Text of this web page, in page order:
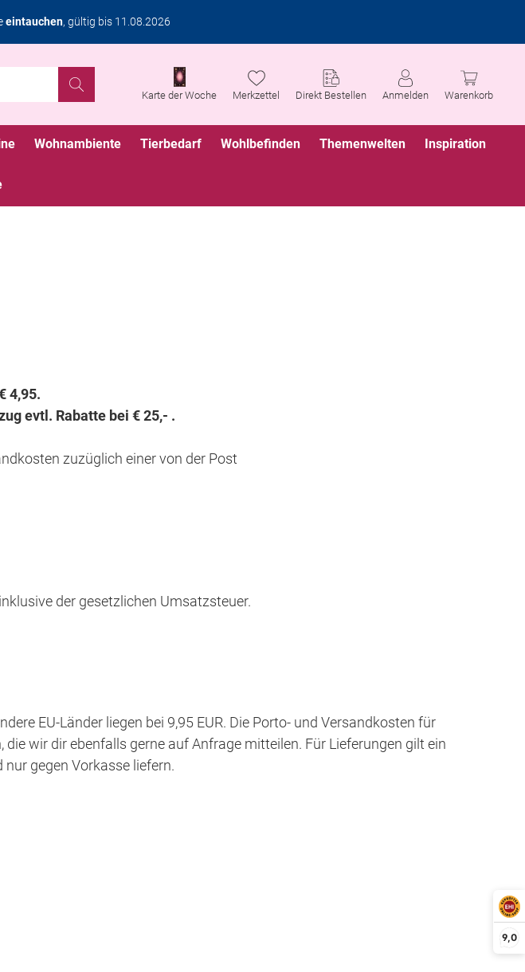
9,0
eintauchen, gültig bis 11.08.2026
Karte der Woche Merkzettel Direkt Bestellen Anmelden Warenkorb
Wohnambiente Tierbedarf Wohlbefinden Themenwelten Inspiration
4,95.
evtl. Rabatte bei € 25,- .
zuzüglich einer von der Post
der gesetzlichen Umsatzsteuer.
EU-Länder liegen bei 9,95 EUR. Die Porto- und Versandkosten für
wir dir ebenfalls gerne auf Anfrage mitteilen. Für Lieferungen gilt ein
gegen Vorkasse liefern.